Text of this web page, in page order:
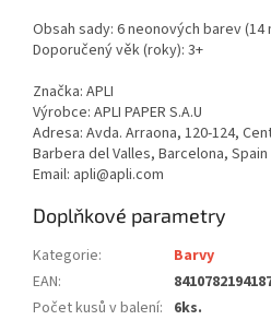
Obsah sady: 6 neonových barev (14
Doporučený věk (roky): 3+
Značka: APLI
Výrobce: APLI PAPER S.A.U
Adresa: Avda. Arraona, 120-124,
Barbera del Valles, Barcelona, Spain
Email: apli@apli.com
Doplňkové parametry
Kategorie:
Barvy
EAN:
Počet kusů v balení: 6ks.